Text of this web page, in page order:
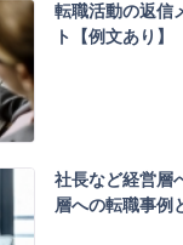
転職活動の返信
ト【例文あり】
社長など経営層
層への転職事例